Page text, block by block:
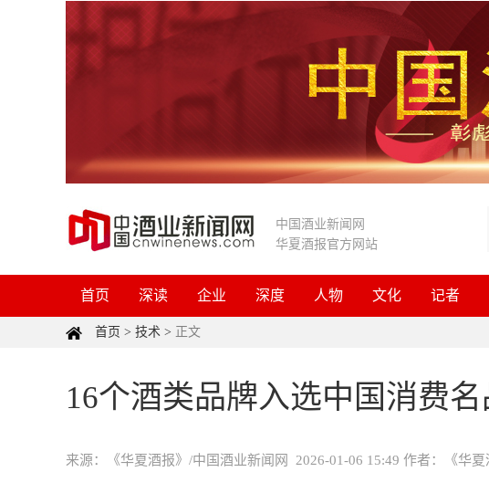
中国酒业新闻网
华夏酒报官方网站
首页 深读 企业 深度 人物 文化 记者
首页 > 技术 > 正文
16个酒类品牌入选中国消费名
来源：《华夏酒报》/中国酒业新闻网 2026-01-06 15:49 作者：《华夏